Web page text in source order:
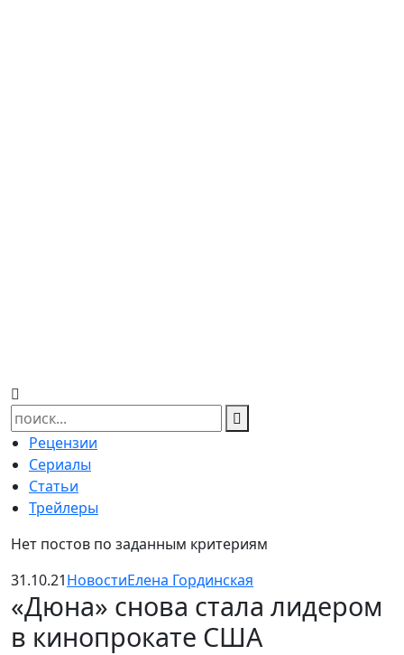
Найти:
Рецензии
Сериалы
Статьи
Трейлеры
Нет постов по заданным критериям
31.10.21НовостиЕлена Гординская
«Дюна» снова стала лидером
в кинопрокате США